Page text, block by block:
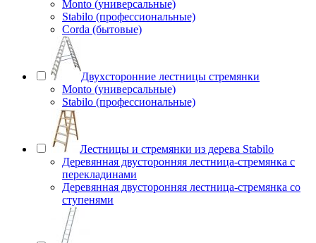
Monto (универсальные)
Stabilo (профессиональные)
Corda (бытовые)
Двухсторонние лестницы стремянки
Monto (универсальные)
Stabilo (профессиональные)
Лестницы и стремянки из дерева Stabilo
Деревянная двусторонняя лестница-стремянка с
перекладинами
Деревянная двусторонняя лестница-стремянка со
ступенями